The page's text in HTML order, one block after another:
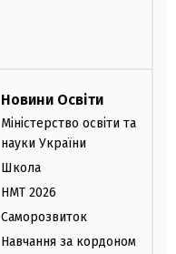
Новини Освіти
Міністерство освіти та
науки України
Школа
НМТ 2026
Саморозвиток
Навчання за кордоном